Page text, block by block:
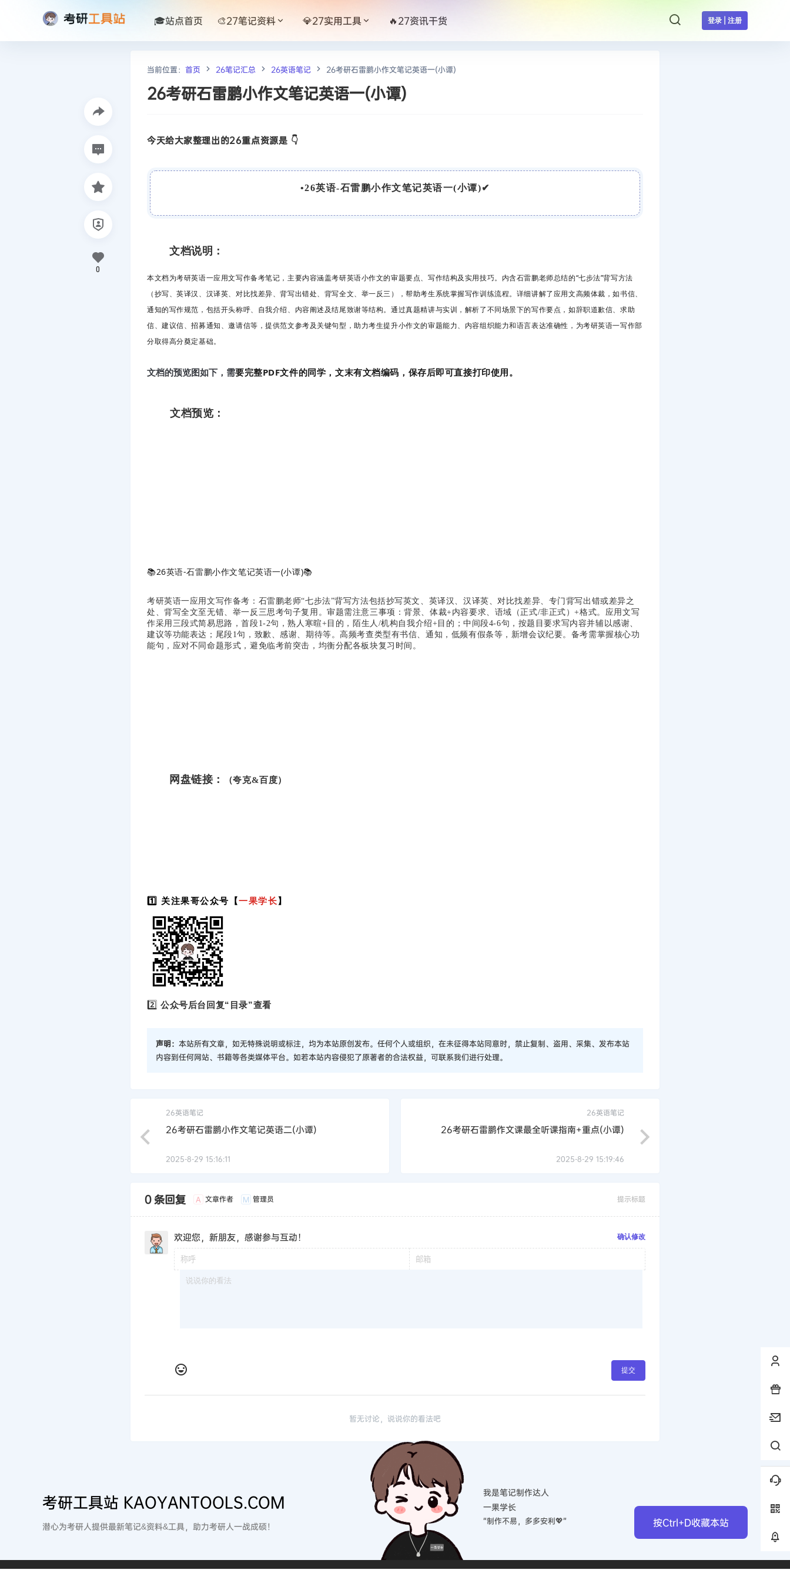
登录 | 注册
🎓站点首页 🎨27笔记资料 💎27实用工具 🔥27资讯干货
当前位置： 首页 26笔记汇总 26英语笔记 26考研石雷鹏小作文笔记英语一(小谭)
26考研石雷鹏小作文笔记英语一(小谭)
今天给大家整理出的26重点资源是 👇
•26英语-石雷鹏小作文笔记英语一(小谭)✔
文档说明：
本文档为考研英语一应用文写作备考笔记，主要内容涵盖考研英语小作文的审题要点、写作结构及实用技巧。内含石雷鹏老师总结的“七步法”背写方法
（抄写、英译汉、汉译英、对比找差异、背写出错处、背写全文、举一反三），帮助考生系统掌握写作训练流程。详细讲解了应用文高频体裁，如书信、
通知的写作规范，包括开头称呼、自我介绍、内容阐述及结尾致谢等结构。通过真题精讲与实训，解析了不同场景下的写作要点，如辞职道歉信、求助
信、建议信、招募通知、邀请信等，提供范文参考及关键句型，助力考生提升小作文的审题能力、内容组织能力和语言表达准确性，为考研英语一写作部
分取得高分奠定基础。
文档的预览图如下，需要完整PDF文件的同学，文末有文档编码，保存后即可直接打印使用。
文档预览：
📚26英语-石雷鹏小作文笔记英语一(小谭)📚
考研英语一应用文写作备考：石雷鹏老师“七步法”背写方法包括抄写英文、英译汉、汉译英、对比找差异、专门背写出错或差异之
处、背写全文至无错、举一反三思考句子复用。审题需注意三事项：背景、体裁+内容要求、语域（正式/非正式）+格式。应用文写
作采用三段式简易思路，首段1-2句，熟人寒暄+目的，陌生人/机构自我介绍+目的；中间段4-6句，按题目要求写内容并辅以感谢、
建议等功能表达；尾段1句，致歉、感谢、期待等。高频考查类型有书信、通知，低频有假条等，新增会议纪要。备考需掌握核心功
能句，应对不同命题形式，避免临考前突击，均衡分配各板块复习时间。
网盘链接： （夸克&百度）
1️⃣ 关注果哥公众号【一果学长】
2️⃣公众号后台回复“目录”查看
声明： 本站所有文章，如无特殊说明或标注，均为本站原创发布。任何个人或组织，在未征得本站同意时，禁止复制、盗用、采集、发布本站
内容到任何网站、书籍等各类媒体平台。如若本站内容侵犯了原著者的合法权益，可联系我们进行处理。
0
26英语笔记
26考研石雷鹏小作文笔记英语二(小谭)
2025-8-29 15:16:11
26英语笔记
26考研石雷鹏作文课最全听课指南+重点(小谭)
2025-8-29 15:19:46
0 条回复 A 文章作者 M 管理员 提示标题
欢迎您，新朋友，感谢参与互动！ 确认修改
提交
暂无讨论，说说你的看法吧
考研工具站 KAOYANTOOLS.COM
潜心为考研人提供最新笔记&资料&工具，助力考研人一战成硕！ 按Ctrl+D收藏本站
我是笔记制作达人
一果学长
“制作不易，多多安利💖”